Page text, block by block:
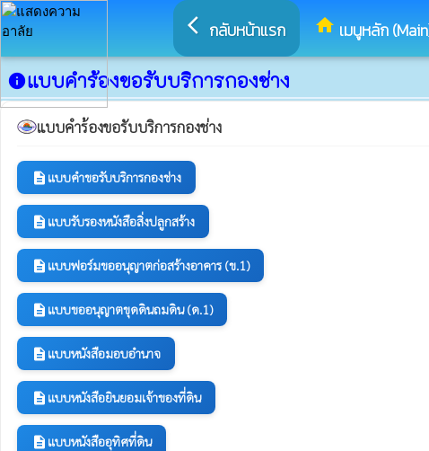
arrow_back_ios กลับหน้าแรก home เมนูหลัก
infoแบบคำร้องขอรับบริการกองช่าง
แบบคำร้องขอรับบริการกองช่าง
description แบบคำขอรับบริการกองช่าง
description แบบรับรองหนังสือสิ่งปลูกสร้าง
description แบบฟอร์มขออนุญาตก่อสร้างอาคาร (ข.1)
description แบบขออนุญาตขุดดินถมดิน (ด.1)
description แบบหนังสือมอบอำนาจ
description แบบหนังสือยินยอมเจ้าของที่ดิน
description แบบหนังสืออุทิศที่ดิน